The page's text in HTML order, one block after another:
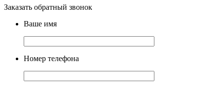
Заказать обратный звонок
Ваше имя
Номер телефона